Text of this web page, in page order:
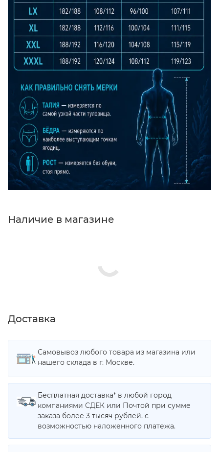
Наличие в магазине
Доставка
Самовывоз любого товара из магазина или
нашего склада в г. Москве.
Бесплатная доставка* в любой город
компаниями СДЕК или Почтой при сумме
заказа более 3 тысяч рублей, с
возможностью наложенного платежа.